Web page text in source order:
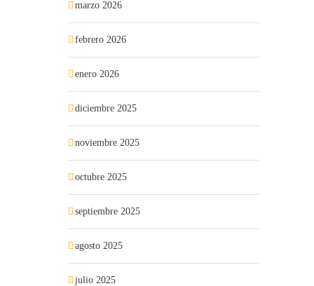
marzo 2026
febrero 2026
enero 2026
diciembre 2025
noviembre 2025
octubre 2025
septiembre 2025
agosto 2025
julio 2025